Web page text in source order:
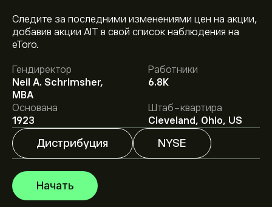
Следите за последними изменениями цен на акции,
добавив акции AIT в свой список наблюдения на
eToro.
Гендиректор
Neil A. Schrimsher,
MBA
Работники
6.8K
Основана
1923
Штаб-квартира
Cleveland, Ohio, US
Дистрибуция NYSE
Начать
Текущая цена акции AIT составляет 359.90‎$‎.
Средняя целевая цена акции Applied Industrial
Technologies Inc составляет 359.90‎$‎.
Зарегистрируйтесь
на eToro, чтобы получить
подробные прогнозы и целевые цены от аналитиков.
Аналитики предоставляют прогнозы по акции
Applied Industrial Technologies Inc, основываясь на
рыночных тенденциях, финансовых отчетах и
предполагаемом росте. Ознакомьтесь с последним
прогнозом для будущих изменений цены.